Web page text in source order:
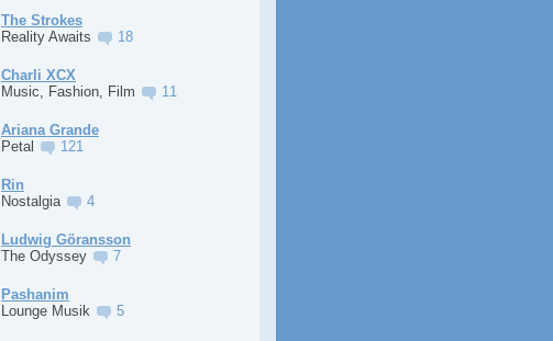
The Strokes
Reality Awaits
18
Charli XCX
Music, Fashion, Film
11
Ariana Grande
Petal
121
Rin
Nostalgia
4
Ludwig Göransson
The Odyssey
7
Pashanim
Lounge Musik
5